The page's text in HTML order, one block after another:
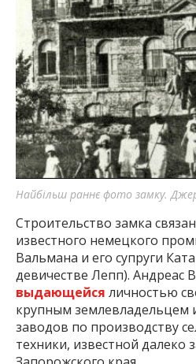
Найбільш раннє фото замку.
Строительство замка
известного немецкого
Вальмана и его супруги
девичестве Лепп). Андреас
выдающейся личностью
крупным
заводов по производству
техники, известной далеко